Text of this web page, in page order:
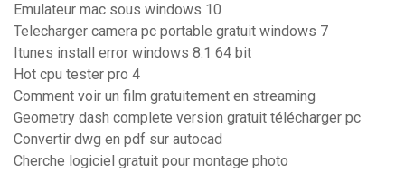
Emulateur mac sous windows 10
Telecharger camera pc portable gratuit windows 7
Itunes install error windows 8.1 64 bit
Hot cpu tester pro 4
Comment voir un film gratuitement en streaming
Geometry dash complete version gratuit télécharger pc
Convertir dwg en pdf sur autocad
Cherche logiciel gratuit pour montage photo